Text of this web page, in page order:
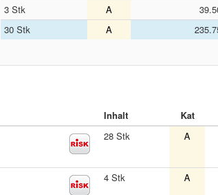
3 Stk
A
30 Stk
A
Inhalt Kat
28 Stk A
4 Stk A